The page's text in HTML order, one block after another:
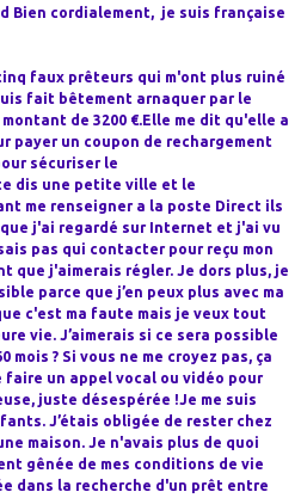
Bien cordialement, je suis française
faux prêteurs qui m'ont plus ruiné
fait bêtement arnaquer par le
de 3200 €.Elle me dit qu'elle a
payer un coupon de rechargement
sécuriser le
dis une petite ville et le
me renseigner a la poste Direct ils
j'ai regardé sur Internet et j'ai vu
pas qui contacter pour reçu mon
que j'aimerais régler. Je dors plus, je
parce que j’en peux plus avec ma
c'est ma faute mais je veux tout
vie. J’aimerais si ce sera possible
mois ? Si vous ne me croyez pas, ça
faire un appel vocal ou vidéo pour
juste désespérée !Je me suis
J’étais obligée de rester chez
maison. Je n'avais plus de quoi
gênée de mes conditions de vie
dans la recherche d'un prêt entre